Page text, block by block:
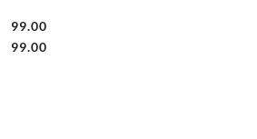
Cena:
99.00
Cena:
99.00